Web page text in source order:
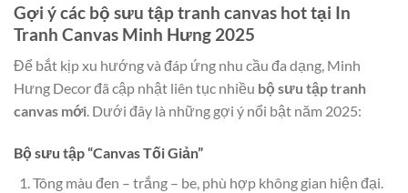
Gợi ý các bộ sưu tập tranh canvas hot tại In
Tranh Canvas Minh Hưng 2025
Để bắt kịp xu hướng và đáp ứng nhu cầu đa dạng, Minh
Hưng Decor đã cập nhật liên tục nhiều bộ sưu tập tranh
canvas mới. Dưới đây là những gợi ý nổi bật năm 2025:
Bộ sưu tập “Canvas Tối Giản”
Tông màu đen – trắng – be, phù hợp không gian hiện đại.